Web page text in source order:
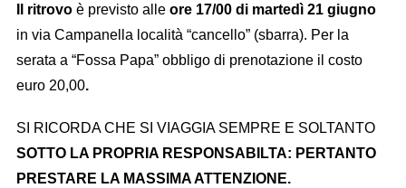
Il ritrovoè previsto alle ore 17/00 di martedì 21 giugno
in via Campanella località “cancello” (sbarra). Per la
serata a “Fossa Papa” obbligo di prenotazione il costo
euro 20,00.
SI RICORDA CHE SI VIAGGIA SEMPRE E SOLTANTO
SOTTO LA PROPRIA RESPONSABILTA: PERTANTO
PRESTARE LA MASSIMA ATTENZIONE.